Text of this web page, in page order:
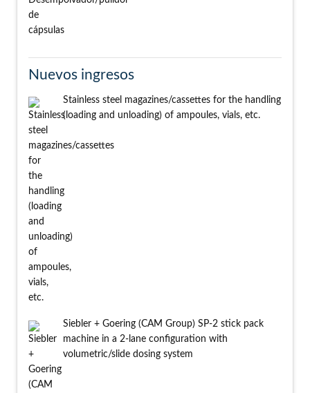
Nuevos ingresos
Stainless steel magazines/cassettes for the handling
(loading and unloading) of ampoules, vials, etc.
Siebler + Goering (CAM Group) SP-2 stick pack
machine in a 2-lane configuration with
volumetric/slide dosing system